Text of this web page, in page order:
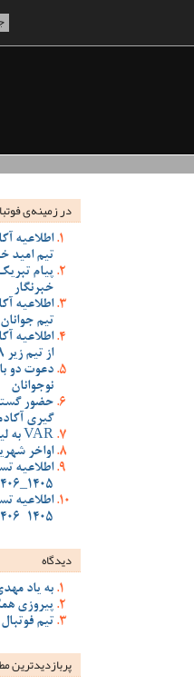
در زمینه‌ی
اطلاعیه
تیم امید
پیام
خبرنگار
اطلاعیه
تیم
اطلاعیه
از تیم زیر 18 ساله های خود
دعوت دو
نوجوانان
حضور
گیری
VAR به لیگ یک می آید؟!
اواخر
اطلاعیه
1405_1406
اطلاعیه
1405-1406
دیدگاه
به یاد
پیروزی
تیم فوتبال مس در
پربازدیدترین‌